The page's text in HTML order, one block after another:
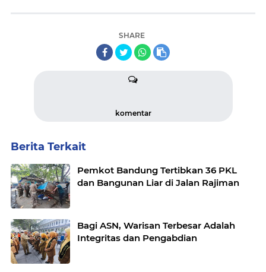
SHARE
komentar
Berita Terkait
Pemkot Bandung Tertibkan 36 PKL
dan Bangunan Liar di Jalan Rajiman
Bagi ASN, Warisan Terbesar Adalah
Integritas dan Pengabdian